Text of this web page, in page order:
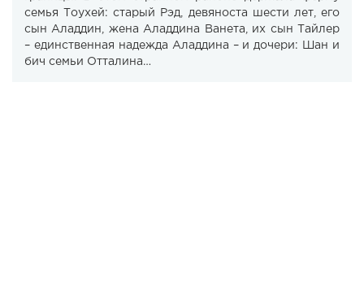
семья Тоухей: старый Рэд, девяноста шести лет, его
сын Аладдин, жена Аладдина Ванета, их сын Тайлер
– единственная надежда Аладдина – и дочери: Шан и
бич семьи Отталина…